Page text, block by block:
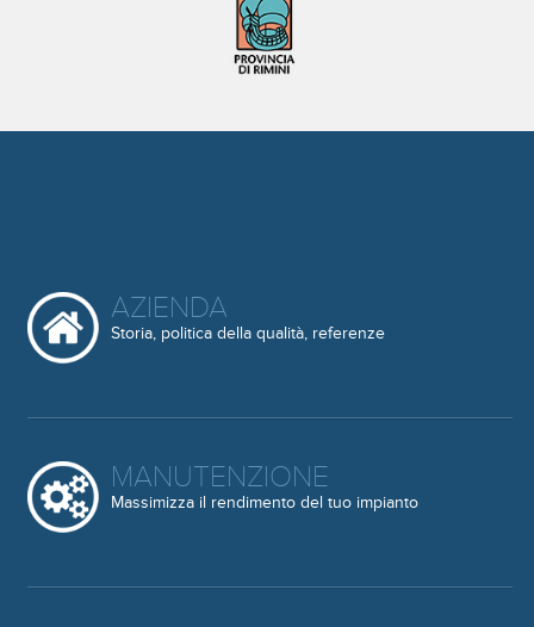
AZIENDA
Storia, politica della qualità, referenze
MANUTENZIONE
Massimizza il rendimento del tuo impianto